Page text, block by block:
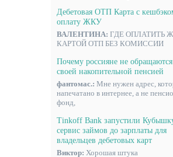
Дебетовая ОТП Карта с
оплату ЖКУ
ВАЛЕНТИНА: ГДЕ ОПЛАТИТЬ
КАРТОЙ ОТП БЕЗ КОМИССИИ
Почему россияне не обращаются
своей накопительной пенсией
фантомас.: Мне нужен адрес,
напечатано в интернее, а не
фонд,
Tinkoff Bank запустили
сервис займов до зарплаты для
владельцев дебетовых карт
Виктор: Хорошая штука